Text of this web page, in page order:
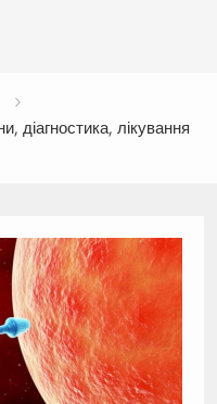
діагностика, лікування